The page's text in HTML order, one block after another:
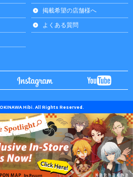
掲載希望の店舗様へ
よくある質問
Hibi. All Rights Reserved.